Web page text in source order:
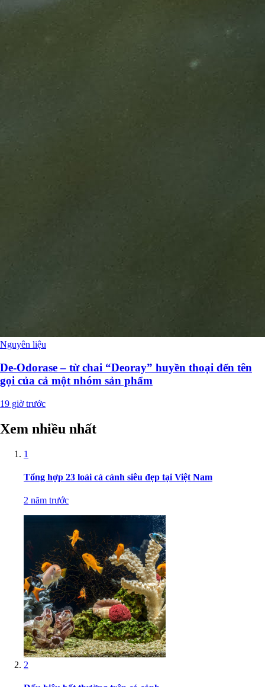
Nguyên liệu
De-Odorase – từ chai “Deoray” huyền thoại đến tên
gọi của cả một nhóm sản phẩm
19 giờ trước
Xem nhiều nhất
1
Tổng hợp 23 loài cá cảnh siêu đẹp tại Việt Nam
2 năm trước
2